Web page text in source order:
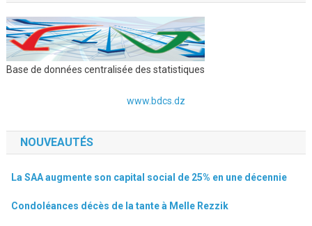
Base de données centralisée des statistiques
www.bdcs.dz
NOUVEAUTÉS
La SAA augmente son capital social de 25% en une décennie
Condoléances décès de la tante à Melle Rezzik